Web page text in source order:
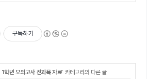
구독하기
1학년 모의고사 전과목 자료' 카테고리의 다른 글